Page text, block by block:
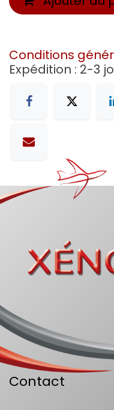
Conditions
Expédition : 2-3
Contact